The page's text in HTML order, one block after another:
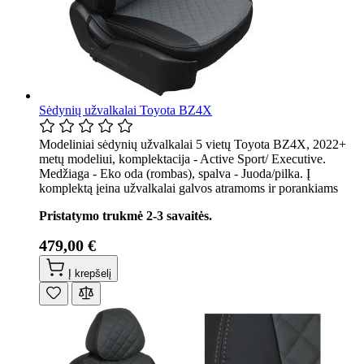
Sėdynių užvalkalai Toyota BZ4X
Modeliniai sėdynių užvalkalai 5 vietų Toyota BZ4X, 2022+
metų modeliui, komplektacija - Active Sport/ Executive.
Medžiaga - Eko oda (rombas), spalva - Juoda/pilka. Į
komplektą įeina užvalkalai galvos atramoms ir porankiams
Pristatymo trukmė 2-3 savaitės.
479,00 €
Į krepšelį